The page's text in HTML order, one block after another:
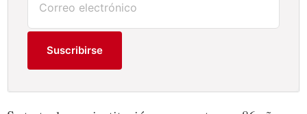
Suscribirse